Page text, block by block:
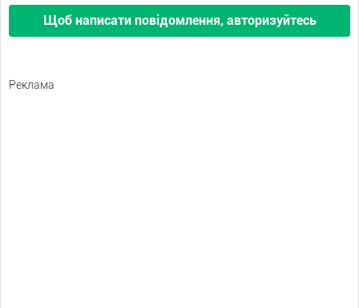
Щоб написати повідомлення, авторизуйтесь
Реклама